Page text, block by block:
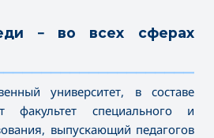
– во всех сферах
университет, в составе
факультет специального и
выпускающий педагогов